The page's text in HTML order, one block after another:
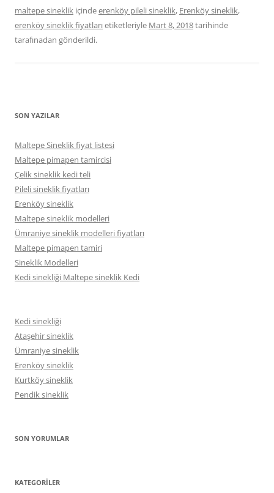
maltepe sineklik içindeerenköy pileli sineklik, Erenköy sineklik,
erenköy sineklik fiyatlarıetiketleriyle Mart 8, 2018tarihinde
tarafınadan gönderildi.
SON YAZILAR
Maltepe Sineklik fiyat listesi
Maltepe pimapen tamircisi
Çelik sineklik kedi teli
Pileli sineklik fiyatları
Erenköy sineklik
Maltepe sineklik modelleri
Ümraniye sineklik modelleri fiyatları
Maltepe pimapen tamiri
Sineklik Modelleri
Kedi sinekliği Maltepe sineklik Kedi
Kedi sinekliği
Ataşehir sineklik
Ümraniye sineklik
Erenköy sineklik
Kurtköy sineklik
Pendik sineklik
SON YORUMLAR
KATEGORILER